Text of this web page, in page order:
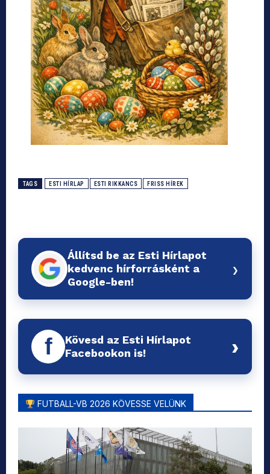
TAGS ESTI HÍRLAP ESTI RIKKANCS FRISS HÍREK
Állítsd be az Esti Hírlapot
kedvenc hírforrásként a
Google-ben!
›
f
Kövesd az Esti Hírlapot
Facebookon is!
›
FUTBALL-VB 2026 KÖVESSE VELÜNK